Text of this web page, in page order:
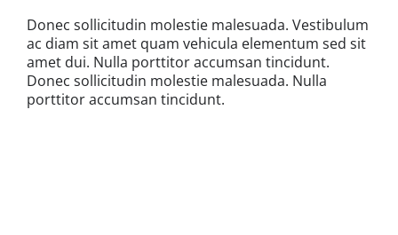
Donec sollicitudin molestie malesuada. Vestibulum
ac diam sit amet quam vehicula elementum sed sit
amet dui. Nulla porttitor accumsan tincidunt.
Donec sollicitudin molestie malesuada. Nulla
porttitor accumsan tincidunt.